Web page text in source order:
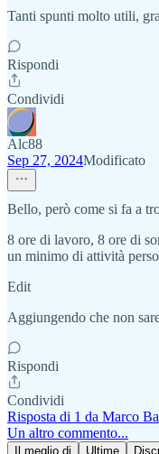
Tanti spunti molto utili,
Rispondi
Condividi
Alc88
Sep 27, 2024Modificato
Bello, però come si fa a
8 ore di lavoro, 8 ore di
un minimo di attività
Edit
Aggiungendo che non
Rispondi
Condividi
Risposta di 1 da Marco
Un altro commento...
Il meglio di Ultime